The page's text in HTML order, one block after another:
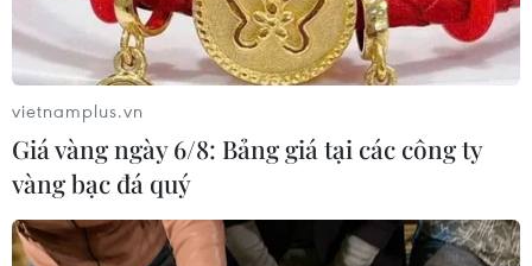
vietnamplus.vn
Giá vàng ngày 6/8: Bảng giá tại các công ty
vàng bạc đá quý